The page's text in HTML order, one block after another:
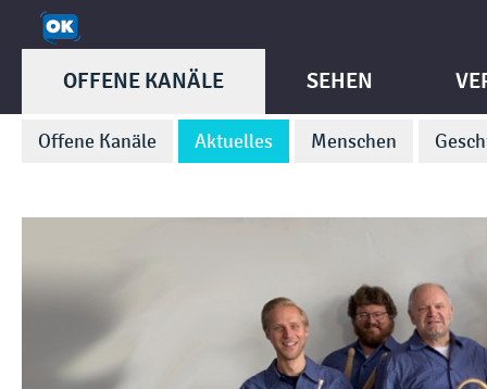
OFFENE KANÄLE
Offene Kanäle Aktuelles Menschen
SEHEN